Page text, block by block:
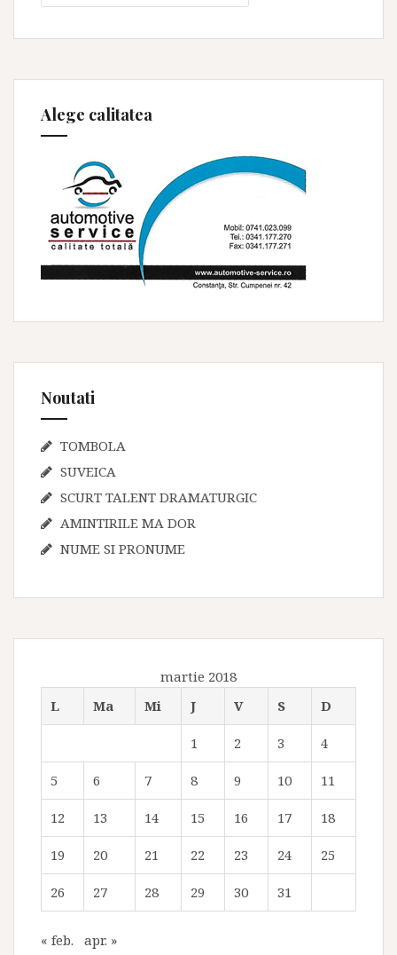
Alege calitatea
Noutati
TOMBOLA
SUVEICA
SCURT TALENT DRAMATURGIC
AMINTIRILE MA DOR
NUME SI PRONUME
martie 2018
L
Ma Mi J V S D
1 2 3 4
5 6 7 8 9 10 11
12 13 14 15 16 17 18
19 20 21 22 23 24 25
26 27 28 29 30 31
« feb. apr. »